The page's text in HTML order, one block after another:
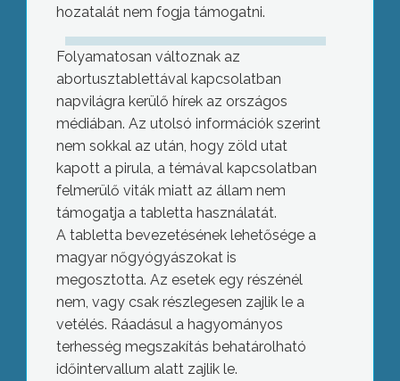
hozatalát nem fogja támogatni.
Folyamatosan változnak az
abortusztablettával kapcsolatban
napvilágra kerülő hírek az országos
médiában. Az utolsó információk szerint
nem sokkal az után, hogy zöld utat
kapott a pirula, a témával kapcsolatban
felmerülő viták miatt az állam nem
támogatja a tabletta használatát.
A tabletta bevezetésének lehetősége a
magyar nőgyógyászokat is
megosztotta. Az esetek egy részénél
nem, vagy csak részlegesen zajlik le a
vetélés. Ráadásul a hagyományos
terhesség megszakítás behatárolható
időintervallum alatt zajlik le.